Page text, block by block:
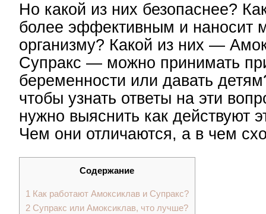
Но какой из них безопаснее?
более эффективным и наносит
организму? Какой из них —
Супракс — можно принимать
беременности или давать
чтобы узнать ответы на эти
нужно выяснить как действуют
Чем они отличаются, а в чем
Содержание
1 Как работают Амоксиклав и Супракс?
2 Супракс или Амоксиклав, что лучше?